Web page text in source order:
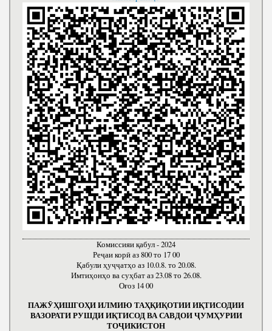
Комиссияи қабул - 2024
Реҷаи корӣ аз 800 то 17 00
Қабули ҳуҷҷатҳо аз 10.0.8. то 20.08.
Имтиҳонҳо ва суҳбат аз 23.08 то 26.08.
Оғоз 14 00
ПАЖӮҲИШГОҲИ ИЛМИЮ ТАҲҚИҚОТИИ ИҚТИСОДИИ
ВАЗОРАТИ РУШДИ ИҚТИСОД ВА САВДОИ ҶУМҲУРИИ
ТОҶИКИСТОН